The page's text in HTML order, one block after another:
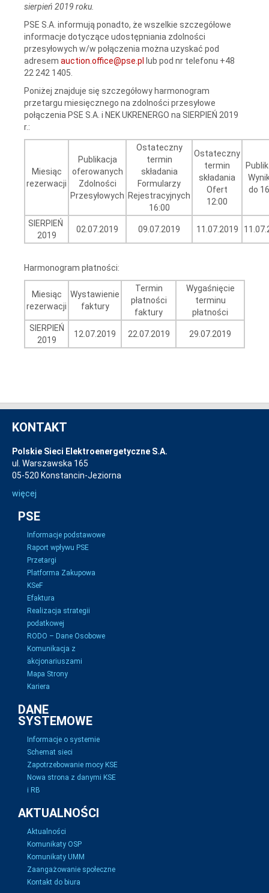
sierpień 2019 roku.
PSE S.A. informują ponadto, że wszelkie szczegółowe
informacje dotyczące udostępniania zdolności
przesyłowych w/w połączenia można uzyskać pod
adresem auction.office@pse.pl
lub pod nr telefonu +48
22 242 1405.
Poniżej znajduje się szczegółowy harmonogram
przetargu miesięcznego na zdolności przesyłowe
połączenia PSE S.A. i NEK UKRENERGO na SIERPIEŃ 2019
r.:
Miesiąc
rezerwacji
Publikacja
oferowanych
Zdolności
Przesyłowych
Ostateczny
termin
składania
Formularzy
Rejestracyjnych
16:00
Ostateczny
termin
składania
Ofert
12:00
do
SIERPIEŃ
2019
02.07.2019 09.07.2019 11.07.2019
Harmonogram płatności:
Miesiąc
rezerwacji
Wystawienie
faktury
Termin
płatności
faktury
Wygaśnięcie
terminu
płatności
SIERPIEŃ
2019
12.07.2019 22.07.2019 29.07.2019
KONTAKT
Polskie Sieci Elektroenergetyczne S.A.
ul. Warszawska 165
05-520 Konstancin-Jeziorna
więcej
PSE
Informacje podstawowe
Raport wpływu PSE
Przetargi
Platforma Zakupowa
KSeF
Efaktura
Realizacja strategii
podatkowej
RODO – Dane Osobowe
Komunikacja z
akcjonariuszami
Mapa Strony
Kariera
DANE
SYSTEMOWE
Informacje o systemie
Schemat sieci
Zapotrzebowanie mocy KSE
Nowa strona z danymi KSE
i RB
AKTUALNOŚCI
Aktualności
Komunikaty OSP
Komunikaty UMM
Zaangażowanie społeczne
Kontakt do biura